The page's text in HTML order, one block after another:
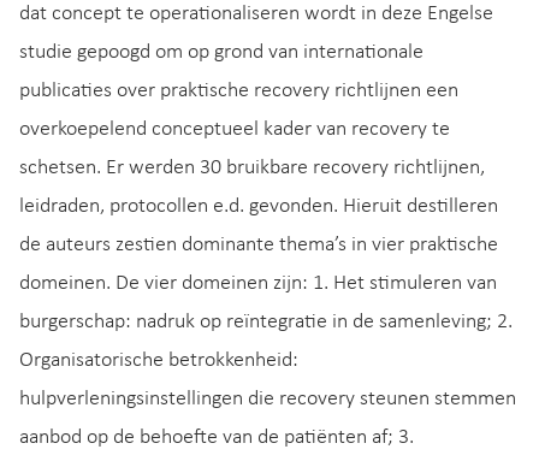
dat concept te operationaliseren wordt in deze Engelse
studie gepoogd om op grond van internationale
publicaties over praktische recovery richtlijnen een
overkoepelend conceptueel kader van recovery te
schetsen. Er werden 30 bruikbare recovery richtlijnen,
leidraden, protocollen e.d. gevonden. Hieruit destilleren
de auteurs zestien dominante thema’s in vier praktische
domeinen. De vier domeinen zijn: 1. Het stimuleren van
burgerschap: nadruk op reïntegratie in de samenleving; 2.
Organisatorische betrokkenheid:
hulpverleningsinstellingen die recovery steunen stemmen
aanbod op de behoefte van de patiënten af; 3.